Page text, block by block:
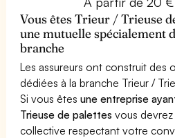
Vous êtes Trieur / Trieuse
une mutuelle spécialement
branche
Les assureurs ont construit des
dédiées à la branche Trieur /
Si vous êtesune entreprise
Trieuse de palettes vous
collective respectant votre